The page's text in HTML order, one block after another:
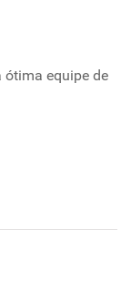
ótima equipe de